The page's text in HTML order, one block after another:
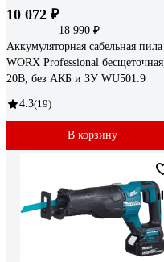
10 072 ₽
18 990 ₽
Аккумуляторная сабельная пила
WORX Professional бесщеточная,
20В, без АКБ и ЗУ WU501.9
4.3(19)
В корзину